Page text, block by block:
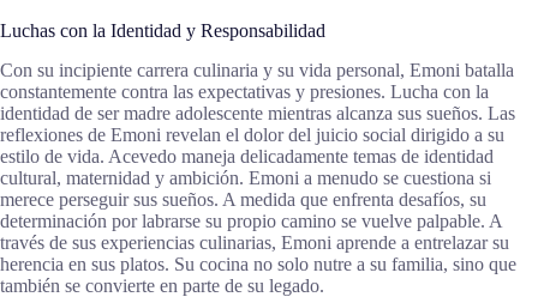
Luchas con la Identidad y Responsabilidad
Con su incipiente carrera culinaria y su vida personal, Emoni batalla
constantemente contra las expectativas y presiones. Lucha con la
identidad de ser madre adolescente mientras alcanza sus sueños. Las
reflexiones de Emoni revelan el dolor del juicio social dirigido a su
estilo de vida. Acevedo maneja delicadamente temas de identidad
cultural, maternidad y ambición. Emoni a menudo se cuestiona si
merece perseguir sus sueños. A medida que enfrenta desafíos, su
determinación por labrarse su propio camino se vuelve palpable. A
través de sus experiencias culinarias, Emoni aprende a entrelazar su
herencia en sus platos. Su cocina no solo nutre a su familia, sino que
también se convierte en parte de su legado.